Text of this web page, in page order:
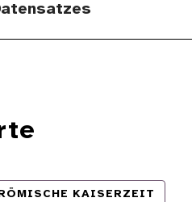
KAISERZEIT